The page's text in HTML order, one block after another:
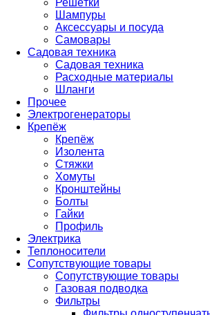
Решётки
Шампуры
Аксессуары и посуда
Самовары
Садовая техника
Садовая техника
Расходные материалы
Шланги
Прочее
Электрогенераторы
Крепёж
Крепёж
Изолента
Стяжки
Хомуты
Кронштейны
Болты
Гайки
Профиль
Электрика
Теплоносители
Сопутствующие товары
Сопутствующие товары
Газовая подводка
Фильтры